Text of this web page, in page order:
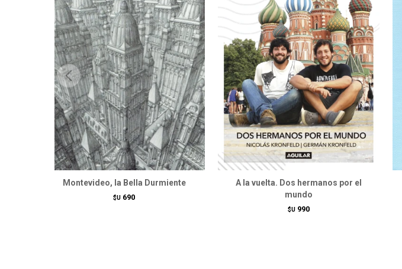
Montevideo, la Bella Durmiente
$U 690
A la vuelta. Dos hermanos por el
mundo
$U 990